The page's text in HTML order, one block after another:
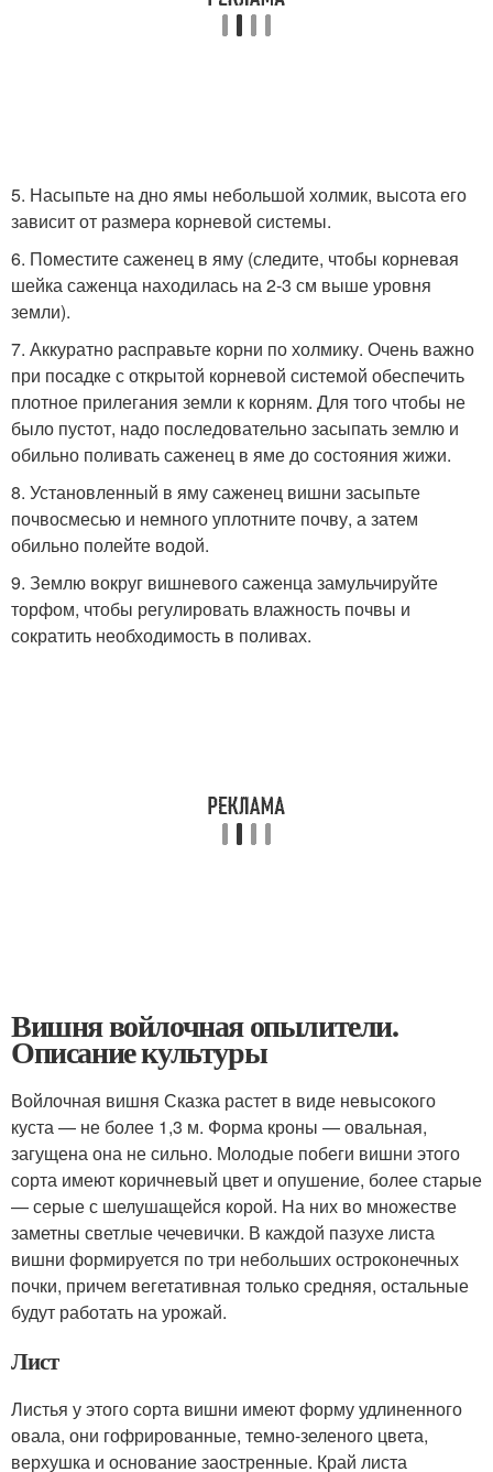
5. Насыпьте на дно ямы небольшой холмик, высота его
зависит от размера корневой системы.
6. Поместите саженец в яму (следите, чтобы корневая
шейка саженца находилась на 2-3 см выше уровня
земли).
7. Аккуратно расправьте корни по холмику. Очень важно
при посадке с открытой корневой системой обеспечить
плотное прилегания земли к корням. Для того чтобы не
было пустот, надо последовательно засыпать землю и
обильно поливать саженец в яме до состояния жижи.
8. Установленный в яму саженец вишни засыпьте
почвосмесью и немного уплотните почву, а затем
обильно полейте водой.
9. Землю вокруг вишневого саженца замульчируйте
торфом, чтобы регулировать влажность почвы и
сократить необходимость в поливах.
Вишня войлочная опылители.
Описание культуры
Войлочная вишня Сказка растет в виде невысокого
куста — не более 1,3 м. Форма кроны — овальная,
загущена она не сильно. Молодые побеги вишни этого
сорта имеют коричневый цвет и опушение, более старые
— серые с шелушащейся корой. На них во множестве
заметны светлые чечевички. В каждой пазухе листа
вишни формируется по три небольших остроконечных
почки, причем вегетативная только средняя, остальные
будут работать на урожай.
Лист
Листья у этого сорта вишни имеют форму удлиненного
овала, они гофрированные, темно-зеленого цвета,
верхушка и основание заостренные. Край листа